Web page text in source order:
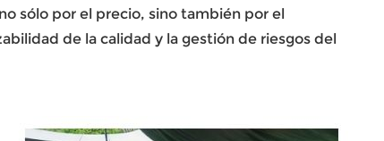
sólo por el precio, sino también por el
de la calidad y la gestión de riesgos del